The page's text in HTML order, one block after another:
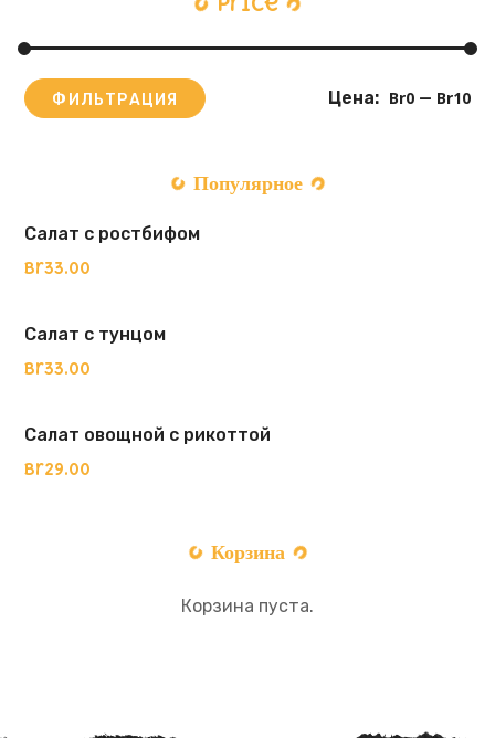
ФИЛЬТРАЦИЯ Цена: Br0— Br10
Популярное
Салат с ростбифом
Br33.00
Салат с тунцом
Br33.00
Салат овощной с рикоттой
Br29.00
Корзина
Корзина пуста.